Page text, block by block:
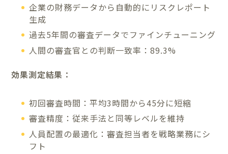
企業の財務データから自動的にリスクレポート
生成
過去5年間の審査データでファインチューニング
人間の審査官との判断一致率：89.3%
効果測定結果：
初回審査時間：平均3時間から45分に短縮
審査精度：従来手法と同等レベルを維持
人員配置の最適化：審査担当者を戦略業務にシ
フト